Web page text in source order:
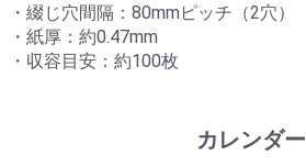
・綴じ穴間隔：80mmピッチ（2穴）
・紙厚：約0.47mm
・収容目安：約100枚
カレンダー